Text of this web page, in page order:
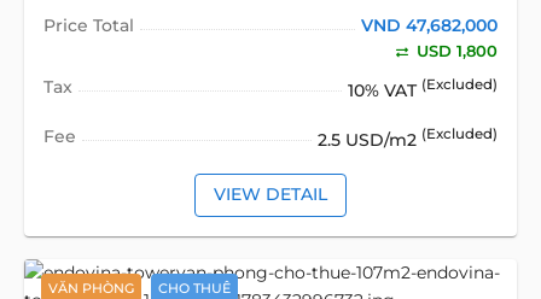
Price Total VND 47,682,000
USD 1,800
Tax 10% VAT (Excluded)
Fee 2.5 USD/m2 (Excluded)
VIEW DETAIL
VĂN PHÒNG CHO THUÊ